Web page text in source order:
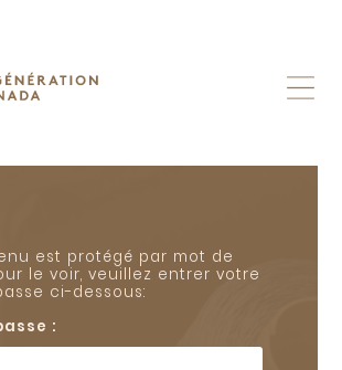
est protégé par mot de
le voir, veuillez entrer votre
ci-dessous:
: